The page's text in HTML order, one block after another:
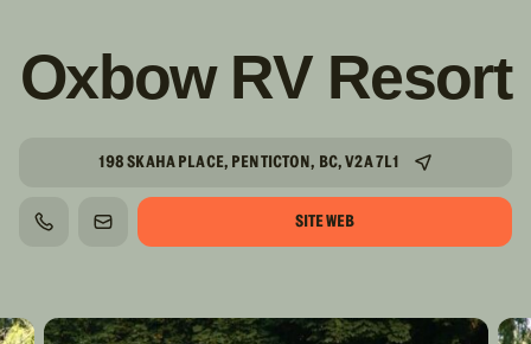
Oxbow RV Resort
198 SKAHA PLACE, PENTICTON, BC, V2A 7L1
TÉLÉPHONECOURRIEL SITE WEB